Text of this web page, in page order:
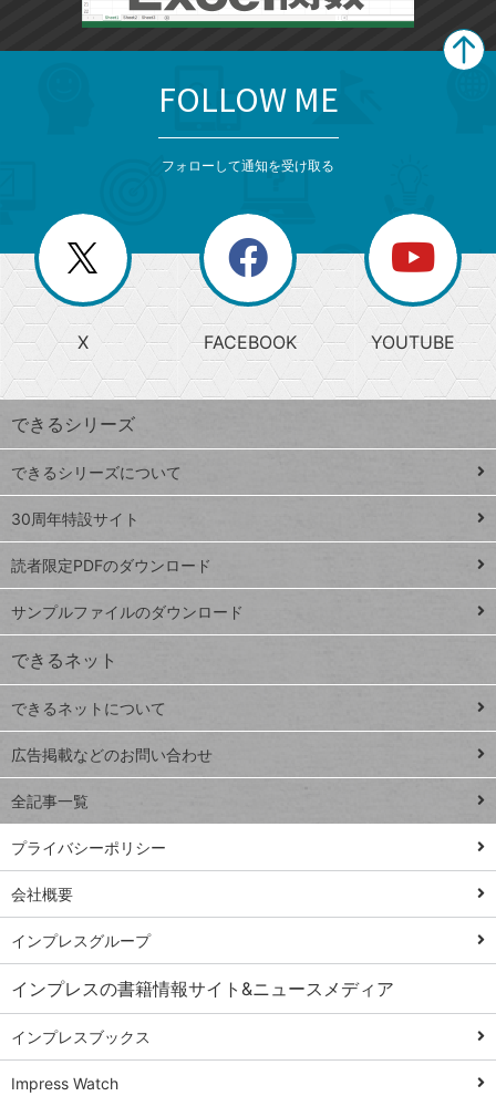
じ
る
search
検
索
上
昇
ワ
ー
ド
Google
スプレ
ッドシ
ート
iPhone
VLOOKUP
close
閉じ
る
閉
じ
る
ー
か
ら
探
す
ト
ッ
プ
ペ
ジ
連載
Excel Q&A
トイアンナ流仕
事術
PowerAutomate
ではじめる業務
の完全自動化
AI議事録作成術
Windows 11
Q&A
Teams踏み込み
活用術
Excel講師の仕事
術
FOLLOW ME
フォローして通知を受け取る
X FACEBOOK YOUTUBE
できるシリーズ
できるシリーズについて
30周年特設サイト
読者限定PDFのダウンロード
サンプルファイルのダウンロード
できるネット
できるネットについて
広告掲載などのお問い合わせ
全記事一覧
プライバシーポリシー
会社概要
インプレスグループ
インプレスの書籍情報サイト&ニュースメディア
インプレスブックス
Impress Watch